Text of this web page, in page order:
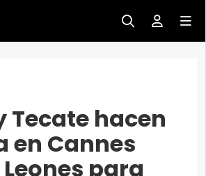
Tecate hacen
en Cannes
Leones para